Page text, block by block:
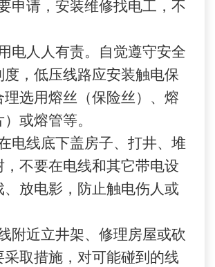
申请，安装维修找电工，不
电人人有责。自觉遵守安全
度，低压线路应安装触电保
理选用熔丝（保险丝）、熔
或熔管等。
电线底下盖房子、打井、堆
，不要在电线和其它带电设
、放电影，防止触电伤人或
附近立井架、修理房屋或砍
采取措施，对可能碰到的线